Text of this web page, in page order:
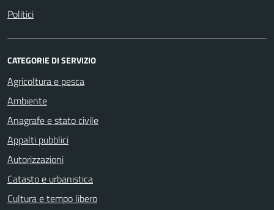
Politici
CATEGORIE DI SERVIZIO
Agricoltura e pesca
Ambiente
Anagrafe e stato civile
Appalti pubblici
Autorizzazioni
Catasto e urbanistica
Cultura e tempo libero